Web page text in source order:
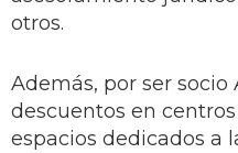
otros.
Además, por ser socio
descuentos en
espacios dedicados a